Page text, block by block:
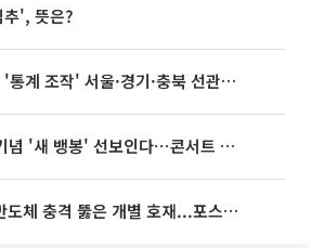
', 뜻은?
조작' 서울·경기·충북 선관위 등 추가 압수수색
빅뱅, 20주년 기념 '새 뱅봉' 선보인다⋯콘서트 앞두고 팝업 개최
[증시키워드] 반도체 충격 뚫은 개별 호재...포스코퓨처엠·에코프로·한화솔루션 '눈길'